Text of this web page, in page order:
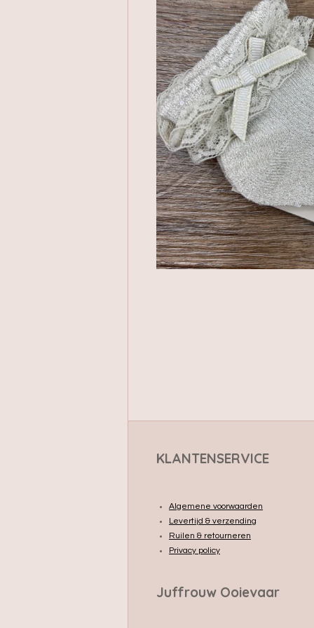
KLANTENSERVICE
Algemene voorwaarden
Levertijd & verzending
Ruilen & retourneren
Privacy policy
Juffrouw Ooievaar